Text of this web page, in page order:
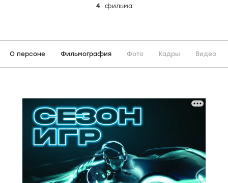
4
фильма
О персоне Фильмография Фото Кадры Видео